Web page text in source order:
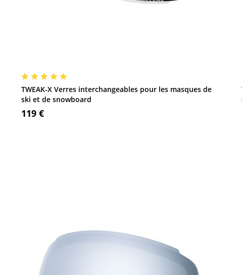
TWEAK-X Verres interchangeables pour les masques de
ski et de snowboard
119 €